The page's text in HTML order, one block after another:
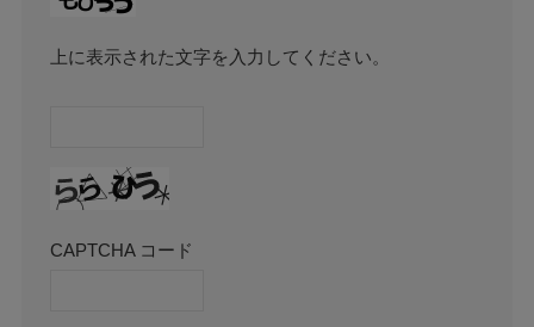
上に表示された文字を入力してください。
CAPTCHA コード